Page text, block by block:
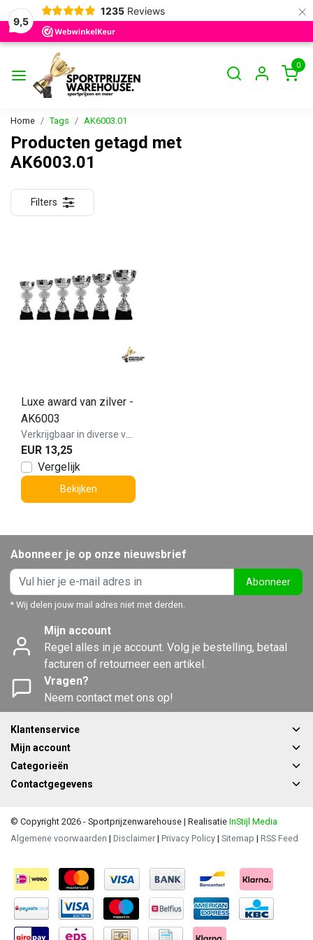
9,5
1235 Reviews ×
0
Home Tags AK6003.01
Producten getagd met
AK6003.01
Filters
Luxe award van zilver -
AK6003
EUR 13,25
Vergelijk
Bekijken
Abonneer je op onze nieuwsbrief
Abonneer
* Wij delen jouw mail adres niet met derden.
Mijn account
Regel alles in je account. Volg je bestelling, betaal
facturen of retourneer een artikel.
Vragen?
Neem contact met ons op!
Klantenservice
Mijn account
Categorieën
Contactgegevens
© Copyright 2026 - Sportprijzenwarehouse | Realisatie InStijl Media
Algemene voorwaarden | Disclaimer | Privacy Policy | Sitemap | RSS Feed